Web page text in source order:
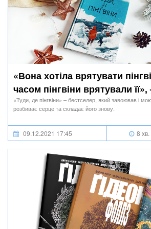
«Вона хотіла врятувати
часом пінгвіни врятували її»,
на «Туди, де пінгвіни»
«Туди, де пінгвіни» – бестселер, який завоював і
розбиває серце та складає його знову.
09.12.2021 17:45 8